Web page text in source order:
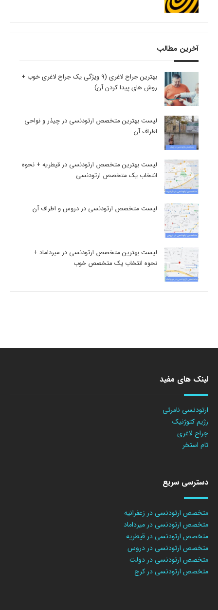
آخرین مطالب
بهترین جراح لاغری (9 ویژگی یک جراح لاغری خوب +
روش های پیدا کردن آن)
لیست بهترین متخصص ارتودنسی در چیذر و نواحی
اطراف آن
لیست بهترین متخصص ارتودنسی در قیطریه + نحوه
انتخاب یک متخصص ارتودنسی
لیست متخصص ارتودنسی در دروس و اطراف آن
لیست بهترین متخصص ارتودنسی در میرداماد +
نحوه انتخاب یک متخصص خوب
لینک های مفید
ارتودنسی نامرئی
رژیم کتوژنیک
جراح لاغری
تام استخر
دسترسی سریع
متخصص ارتودنسی در زعفرانیه
متخصص ارتودنسی در میرداماد
متخصص ارتودنسی در قیطریه
متخصص ارتودنسی در دروس
متخصص ارتودنسی در دولت
متخصص ارتودنسی در کرج